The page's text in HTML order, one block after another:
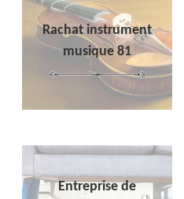
Rachat instrument
musique 81
Entreprise de